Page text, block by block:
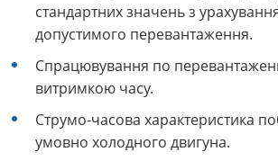
стандартних значень з
допустимого перевантаження.
Спрацювування по
витримкою часу.
Струмо-часова характеристика
умовно холодного двигуна.